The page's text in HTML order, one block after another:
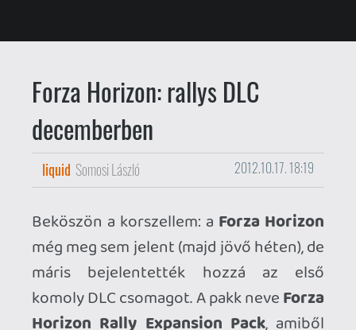
liquid Somosi László 2012.10.17. 18:19
Beköszön a korszellem: a
még meg sem jelent (majd jövő héten), de
máris bejelentették hozzá az első
komoly DLC csomagot. A pakk neveForza
könnyen kisakkozható, hogy a
sárdagasztás szerelmesei járnak jól vele.
Pontos tartalom még nincsen, a DLC-t
beharangozó közlemény új pályákat, új
felületeket és speciálisan rallyzársa szánt
autókat ígér.